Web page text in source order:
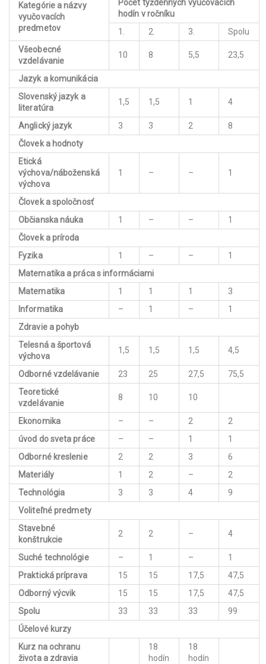
Kategórie a názvy
vyučovacích
predmetov
Počet týždenných vyučovacích
hodín v ročníku
1.
2. 3.
Spolu
Všeobecné
vzdelávanie
10 8 5,5 23,5
Jazyk a komunikácia
Slovenský jazyk a
literatúra
1,5 1,5 1 4
Anglický jazyk 3 3 2
8
Človek a hodnoty
Etická
výchova/náboženská
výchova
1 – – 1
Človek a spoločnosť
Občianska náuka
1 – –
1
Človek a príroda
Fyzika
1 – –
1
Matematika a práca s informáciami
Matematika
1 1 1
3
Informatika
– 1 –
1
Zdravie a pohyb
Telesná a športová
výchova
1,5 1,5 1,5 4,5
Odborné vzdelávanie 23 25 27,5
75,5
Teoretické
vzdelávanie
8 10 10
Ekonomika – – 2
2
úvod do sveta práce
– – 1
1
Odborné kreslenie
2 2 3
6
Materiály
1 2 –
2
Technológia
3 3 4
9
Voliteľné predmety
Stavebné
konštrukcie
2 2 – 4
Suché technológie – 1 –
1
Praktická príprava
15 15 17,5
47,5
Odborný výcvik
15 15 17,5
47,5
Spolu
33 33 33
99
Účelové kurzy
Kurz na ochranu
života a zdravia
18
hodín
18
hodín